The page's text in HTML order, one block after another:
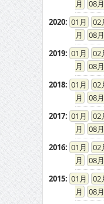
08
2020: 01 02
08
2019: 01 02
08
2018: 01 02
08
2017: 01 02
08
2016: 01 02
08
2015: 01 02
08